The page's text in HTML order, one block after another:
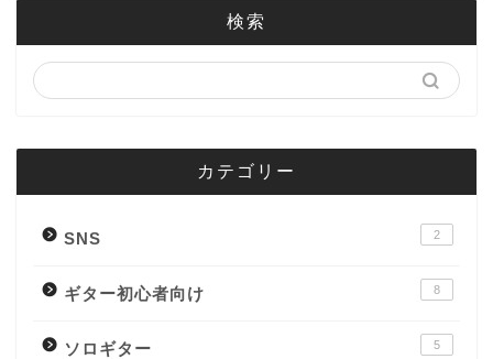
検索
カテゴリー
SNS 2
ギター初心者向け 8
ソロギター 5